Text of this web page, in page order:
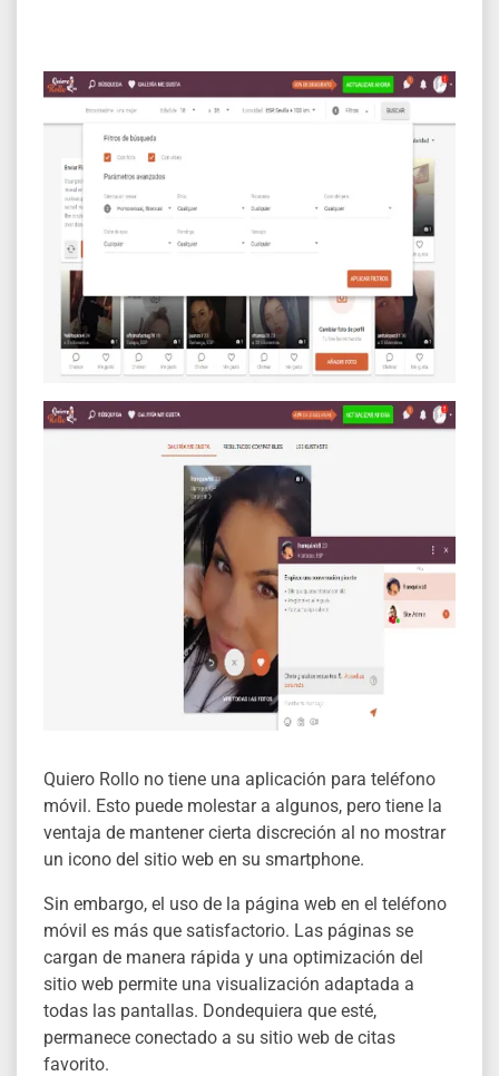
Quiero Rollo no tiene una aplicación para teléfono
móvil. Esto puede molestar a algunos, pero tiene la
ventaja de mantener cierta discreción al no mostrar
un icono del sitio web en su smartphone.
Sin embargo, el uso de la página web en el teléfono
móvil es más que satisfactorio. Las páginas se
cargan de manera rápida y una optimización del
sitio web permite una visualización adaptada a
todas las pantallas. Dondequiera que esté,
permanece conectado a su sitio web de citas
favorito.